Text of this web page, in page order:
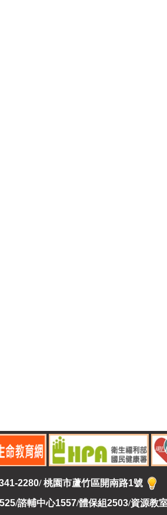
2280/ 桃園市蘆竹區開南路1號
/諮輔中心1557/體保組2503/資源教